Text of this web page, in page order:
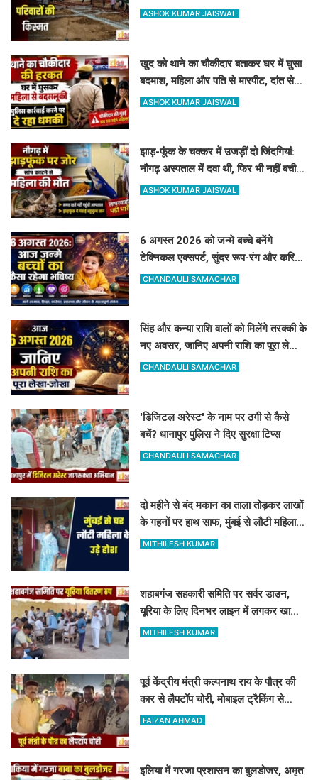
62 परिवारों की किस्मत
ASHOK KUMAR JAISWAL
खुद को थाने का चौकीदार बताकर घर में घुसा
बदमाश, महिला और पति से मारपीट, दांत से
काटा
ASHOK KUMAR JAISWAL
झाड़-फूंक के चक्कर में उजड़ीं दो जिंदगियां:
नौगढ़ अस्पताल में दवा थी, फिर भी नहीं बची
गर्भवती की जान
ASHOK KUMAR JAISWAL
6 अगस्त 2026 को जन्मे बच्चे बनेंगे
टेक्निकल एक्सपर्ट, सुंदर रूप-रंग और करियर
में मिलेगी शानदार सफलता
CHANDAULI SAMACHAR
सिंह और कन्या राशि वालों को मिलेंगे तरक्की के
नए अवसर, जानिए अपनी राशि का पूरा लेखा-
जोखा
CHANDAULI SAMACHAR
'डिजिटल अरेस्ट' के नाम पर ठगी से कैसे
बचें? धानापुर पुलिस ने दिए सुरक्षा टिप्स
CHANDAULI SAMACHAR
दो महीने से बंद मकान का ताला तोड़कर लाखों
के गहनों पर हाथ साफ, मुंबई से लौटी महिला
सन्न
MITHILESH KUMAR
शहाबगंज सहकारी समिति पर सर्वर डाउन,
यूरिया के लिए दिनभर लाइन में लगकर खाली
हाथ लौटे किसान
MITHILESH KUMAR
पूर्व केंद्रीय मंत्री कल्पनाथ राय के पौत्र की
कार से लैपटॉप चोरी, मोबाइल ट्रैकिंग से
PPDU जंक्शन के पास बरामद
FAIZAN AHMAD
इलिया में गरजा प्रशासन का बुलडोजर, अमृत